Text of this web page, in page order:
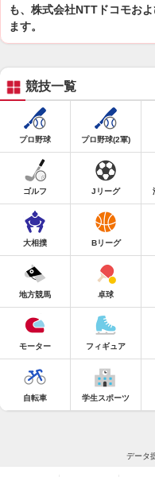
も、株式会社NTTドコモお
ます。
競技一覧
プロ野球 プロ野球(2軍)
ゴルフ Jリーグ
大相撲 Bリーグ
地方競馬 卓球
モーター フィギュア
自転車 学生スポーツ
データ